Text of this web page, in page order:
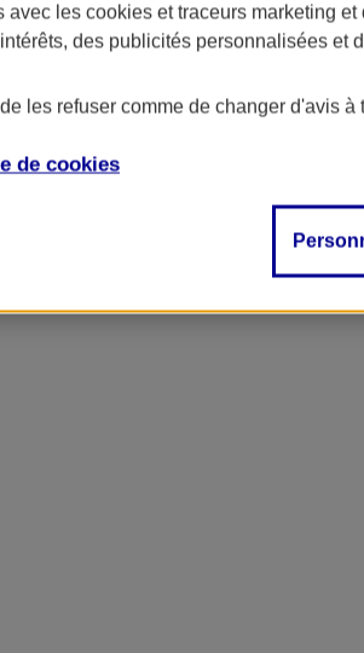
décès…)
avec les cookies et traceurs marketing et
des publicités personnalisées et
les refuser comme de changer d'avis à
de cookies